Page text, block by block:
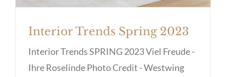
Interior Trends Spring 2023
Interior Trends SPRING 2023 Viel Freude -
Ihre Roselinde Photo Credit - Westwing